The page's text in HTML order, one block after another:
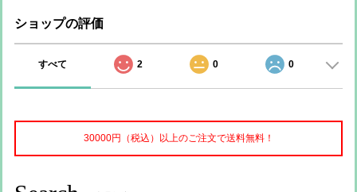
ショップの評価
すべて 2 0 0
30000円（税込）以上のご注文で送料無料！